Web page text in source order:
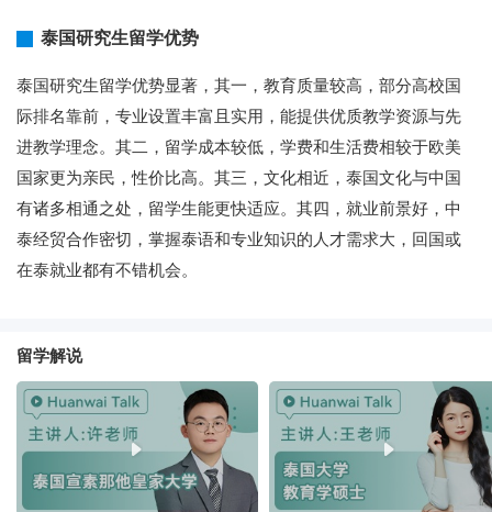
泰国研究生留学优势
泰国研究生留学优势显著，其一，教育质量较高，部分高校国
际排名靠前，专业设置丰富且实用，能提供优质教学资源与先
进教学理念。其二，留学成本较低，学费和生活费相较于欧美
国家更为亲民，性价比高。其三，文化相近，泰国文化与中国
有诸多相通之处，留学生能更快适应。其四，就业前景好，中
泰经贸合作密切，掌握泰语和专业知识的人才需求大，回国或
在泰就业都有不错机会。
留学解说